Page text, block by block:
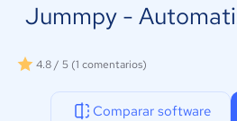
Jummpy -
4.8 / 5 (1 comentarios)
Comparar software